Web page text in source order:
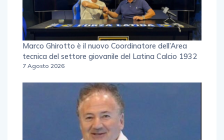
Marco Ghirotto è il nuovo Coordinatore dell’Area
tecnica del settore giovanile del Latina Calcio 1932
7 Agosto 2026